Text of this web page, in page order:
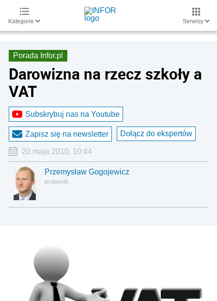
Kategorie Serwisy
Porada Infor.pl
Darowizna na rzecz szkoły a
VAT
Subskrybuj nas na Youtube
Zapisz się na newsletter Dołącz do ekspertów
20 maja 2010, 10:44
Przemysław Gogojewicz
prawnik